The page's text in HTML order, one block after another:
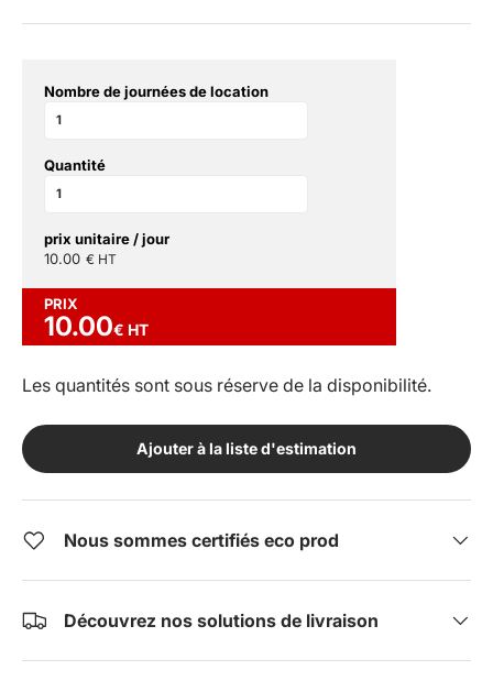
Nombre de journées de location
Quantité
prix unitaire / jour
10.00 € HT
PRIX
10.00€ HT
Les quantités sont sous réserve de la disponibilité.
Ajouter à la liste d'estimation
Nous sommes certifiés eco prod
Découvrez nos solutions de livraison